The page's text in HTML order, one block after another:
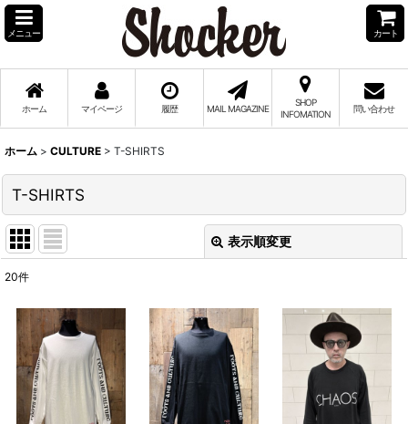
メニュー カート
ホーム マイページ 履歴 MAIL MAGAZINE
SHOP
INFOMATION
問い合わせ
ホーム > CULTURE > T-SHIRTS
T-SHIRTS
表示順変更
並び順
絞り込む
20件